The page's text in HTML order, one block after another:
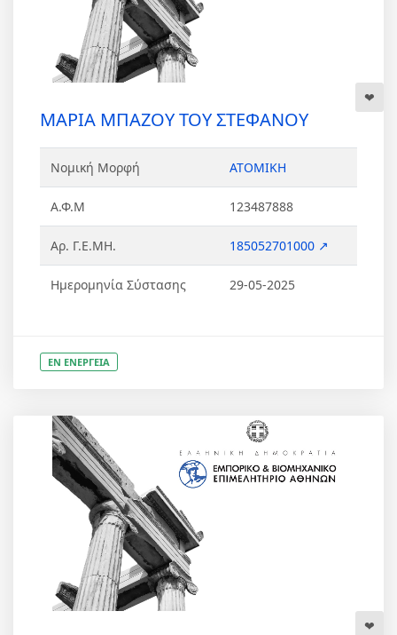
ΜΑΡΙΑ ΜΠΑΖΟΥ ΤΟΥ ΣΤΕΦΑΝΟΥ
Νομική Μορφή ΑΤΟΜΙΚΗ
Α.Φ.Μ 123487888
Αρ. Γ.Ε.ΜΗ. 185052701000 ↗
Ημερομηνία Σύστασης 29-05-2025
ΕΝ ΕΝΕΡΓΕΙΑ